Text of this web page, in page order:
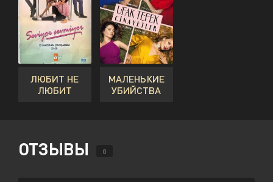
ЛЮБИТ НЕ
ЛЮБИТ
МАЛЕНЬКИЕ
УБИЙСТВА
ОТЗЫВЫ 0